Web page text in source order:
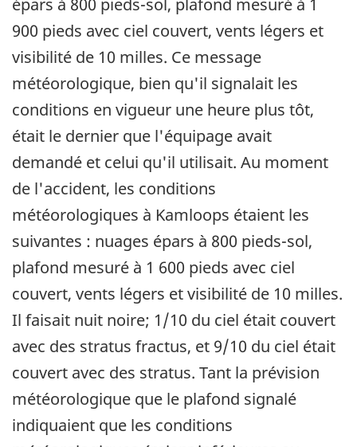
épars à 800 pieds-sol, plafond mesuré à 1
900 pieds avec ciel couvert, vents légers et
visibilité de 10 milles. Ce message
météorologique, bien qu'il signalait les
conditions en vigueur une heure plus tôt,
était le dernier que l'équipage avait
demandé et celui qu'il utilisait. Au moment
de l'accident, les conditions
météorologiques à Kamloops étaient les
suivantes : nuages épars à 800 pieds-sol,
plafond mesuré à 1 600 pieds avec ciel
couvert, vents légers et visibilité de 10 milles.
Il faisait nuit noire; 1/10 du ciel était couvert
avec des stratus fractus, et 9/10 du ciel était
couvert avec des stratus. Tant la prévision
météorologique que le plafond signalé
indiquaient que les conditions